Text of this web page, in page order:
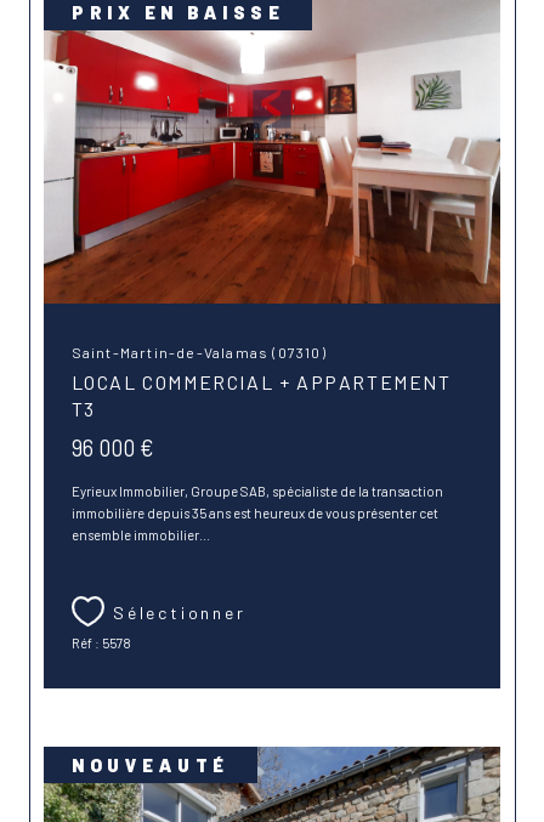
Saint-Martin-de-Valamas (07310)
LOCAL COMMERCIAL + APPARTEMENT
T3
96 000 €
Eyrieux Immobilier, Groupe SAB, spécialiste de la transaction
immobilière depuis 35 ans est heureux de vous présenter cet
ensemble immobilier...
Sélectionner
Réf : 5578
PRIX EN BAISSE
NOUVEAUTÉ